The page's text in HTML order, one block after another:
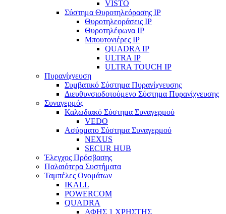
VISTO
Σύστημα Θυροτηλεόρασης IP
Θυροτηλεοράσεις IP
Θυροτηλέφωνα IP
Μπουτονιέρες IP
QUADRA IP
ULTRA IP
ULTRA TOUCH IP
Πυρανίχνευση
Συμβατικό Σύστημα Πυρανίχνευσης
Διευθυνσιοδοτούμενο Σύστημα Πυρανίχνευσης
Συναγερμός
Καλωδιακό Σύστημα Συναγερμού
VEDO
Ασύρματο Σύστημα Συναγερμού
NEXUS
SECUR HUB
Έλεγχος Πρόσβασης
Παλαιότερα Συστήματα
Ταμπέλες Ονομάτων
IKALL
POWERCOM
QUADRA
ΑΦΗΣ 1 ΧΡΗΣΤΗΣ